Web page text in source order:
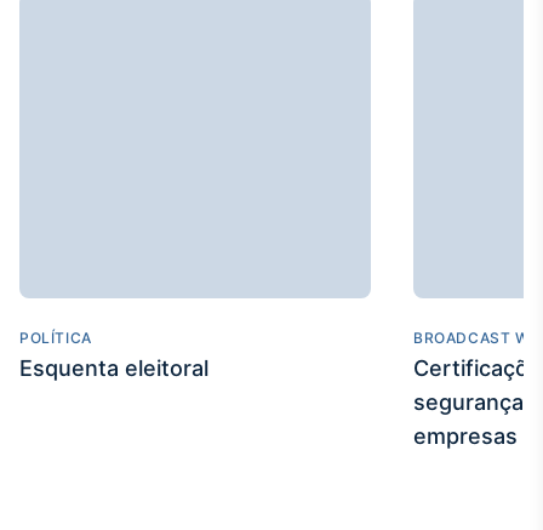
POLÍTICA
Esquenta eleitoral
BROADCAST
segurança
empresas